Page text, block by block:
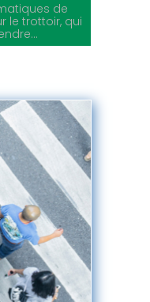
de
le trottoir, qui